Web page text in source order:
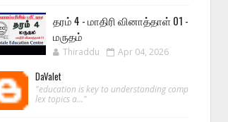
தரம் 4 - மாதிரி வினாத்தாள் 01 -
மருதம்
Thiraddu Apr 04, 2026
DaValet
"education is key to understanding comp
lex topics a..."